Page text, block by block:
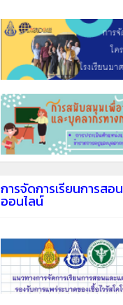
การจัดการเรียนการสอน
ออนไลน์